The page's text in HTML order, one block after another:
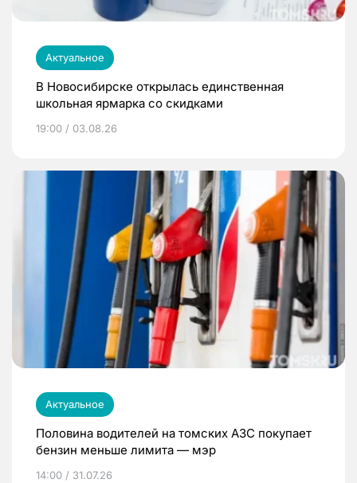
Актуальное
В Новосибирске открылась единственная
школьная ярмарка со скидками
19:00 / 03.08.26
Актуальное
Половина водителей на томских АЗС покупает
бензин меньше лимита — мэр
14:00 / 31.07.26